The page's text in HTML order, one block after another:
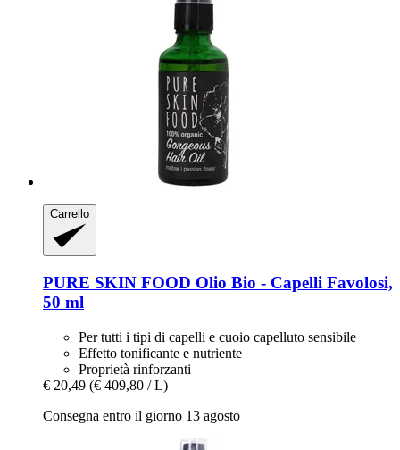
Carrello
PURE SKIN FOOD Olio Bio -​ Capelli Favolosi,
50 ml
Per tutti i tipi di capelli e cuoio capelluto sensibile
Effetto tonificante e nutriente
Proprietà rinforzanti
€ 20,49 (€ 409,80 / L)
Consegna entro il giorno 13 agosto